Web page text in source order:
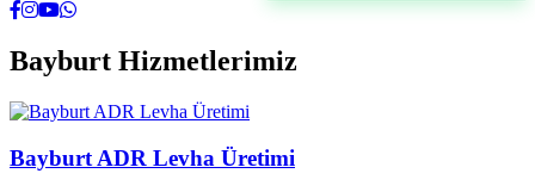
Bayburt Hizmetlerimiz
Bayburt ADR Levha Üretimi